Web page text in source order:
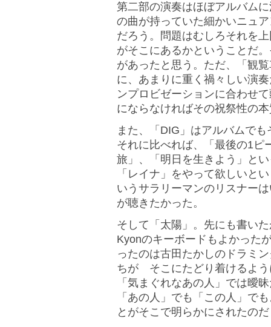
第二部の演奏はほぼアルバム
の曲が持っていた細かいニュ
だろう。問題はむしろそれを
がそこにあるかということだ
があったと思う。ただ、「観
に、あまりに重く禍々しい演
ンプロビゼーションに合わせ
にならなければその祝祭性の
また、「DIG」はアルバムで
それに比べれば、「最後の1ピ
旅」、「明日を生きよう」と
「レイナ」をやって欲しいと
いうサラリーマンのリスナー
が聴きたかった。
そして「太陽」。先にも書い
Kyonのキーボードもよかった
ったのは古田たかしのドラミ
ちが そこにたどり着けるよう
「気まぐれなあの人」では曖
「あの人」でも「この人」で
とがそこで明らかにされたの